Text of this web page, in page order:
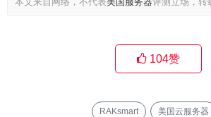
104赞
RAKsmart 美国云服务器